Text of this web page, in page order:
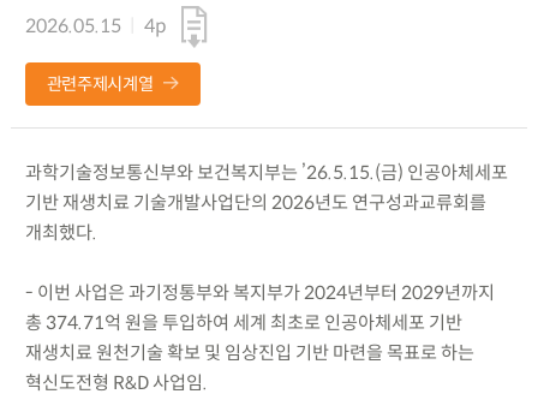
2026.05.15
4p
관련주제시계열
과학기술정보통신부와 보건복지부는 ’26.5.15.(금) 인공아체세포
기반 재생치료 기술개발사업단의 2026년도 연구성과교류회를
개최했다.
- 이번 사업은 과기정통부와 복지부가 2024년부터 2029년까지
총 374.71억 원을 투입하여 세계 최초로 인공아체세포 기반
재생치료 원천기술 확보 및 임상진입 기반 마련을 목표로 하는
혁신도전형 R&D 사업임.